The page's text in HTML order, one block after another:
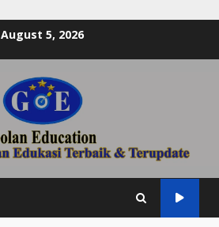
August 5, 2026